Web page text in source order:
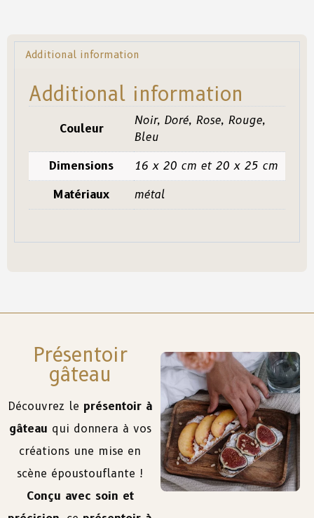
Additional information
Additional information
Couleur
Noir, Doré, Rose, Rouge,
Bleu
Dimensions 16 x 20 cm et 20 x 25 cm
Matériaux métal
Présentoir
gâteau
Découvrez le présentoir à
gâteau qui donnera à vos
créations une mise en
scène époustouflante !
Conçu avec soin et